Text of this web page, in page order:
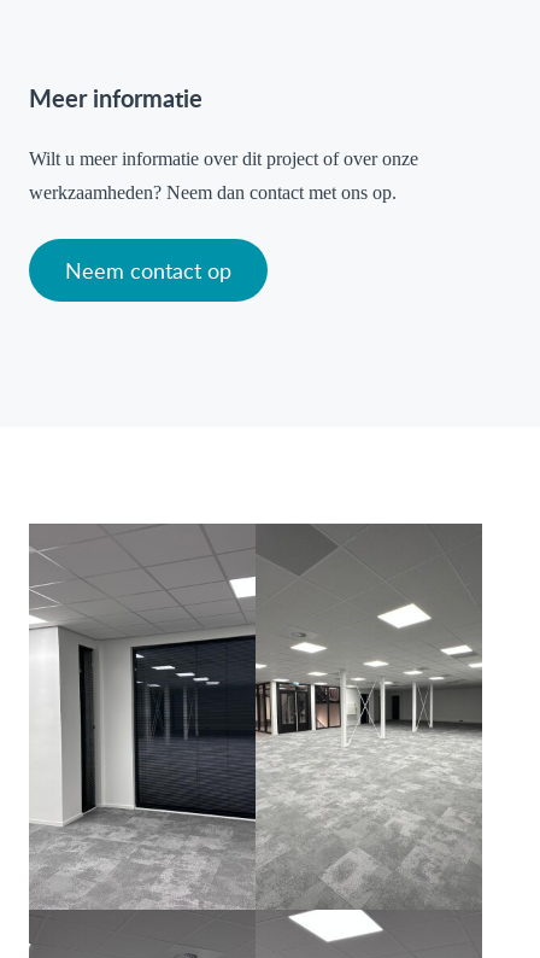
Meer informatie
Wilt u meer informatie over dit project of over onze
werkzaamheden? Neem dan contact met ons op.
Neem contact op